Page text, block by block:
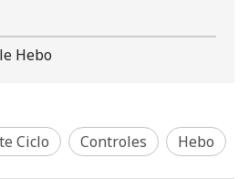
Hebo
Ciclo Controles Hebo